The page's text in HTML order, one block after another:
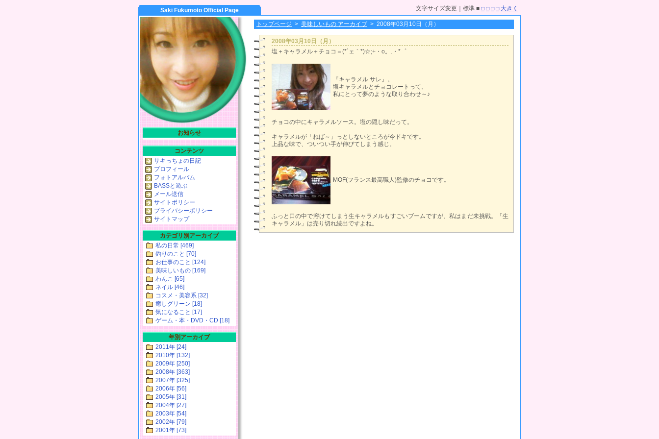
Saki Fukumoto Official Page 文字サイズ変更｜標準 ■ □ □ □ □ 大きく
トップページ > 美味しいもの アーカイブ > 2008年03月10日（月）
2008年03月10日（月）
塩＋キャラメル＋チョコ＝(*´ェ｀*)☆;+・o。.・*゜
『キャラメル サレ』。
塩キャラメルとチョコレートって、
私にとって夢のような取り合わせ～♪
チョコの中にキャラメルソース。塩の隠し味だって。
キャラメルが「ねば～」っとしないところが今ドキです。
上品な味で、ついつい手が伸びてしまう感じ。
MOF(フランス最高職人)監修のチョコです。
ふっと口の中で溶けてしまう生キャラメルもすごいブームですが、私はまだ未挑戦。「生
キャラメル」は売り切れ続出ですよね。
お知らせ
コンテンツ
サキっちょの日記
プロフィール
フォトアルバム
BASSと遊ぶ
メール送信
サイトポリシー
プライバシーポリシー
サイトマップ
カテゴリ別アーカイブ
私の日常 [469]
釣りのこと [70]
お仕事のこと [124]
美味しいもの [169]
わんこ [65]
ネイル [46]
コスメ・美容系 [32]
癒しグリーン [18]
気になること [17]
ゲーム・本・DVD・CD [18]
年別アーカイブ
2011年 [24]
2010年 [132]
2009年 [250]
2008年 [363]
2007年 [325]
2006年 [56]
2005年 [31]
2004年 [27]
2003年 [54]
2002年 [79]
2001年 [73]